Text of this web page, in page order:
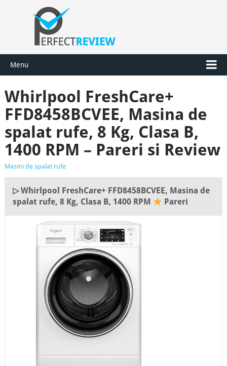
Menu
Whirlpool FreshCare+
FFD8458BCVEE, Masina de
spalat rufe, 8 Kg, Clasa B,
1400 RPM – Pareri si Review
Masini de spalat rufe
▷ Whirlpool FreshCare+ FFD8458BCVEE, Masina de
spalat rufe, 8 Kg, Clasa B, 1400 RPM
Pareri